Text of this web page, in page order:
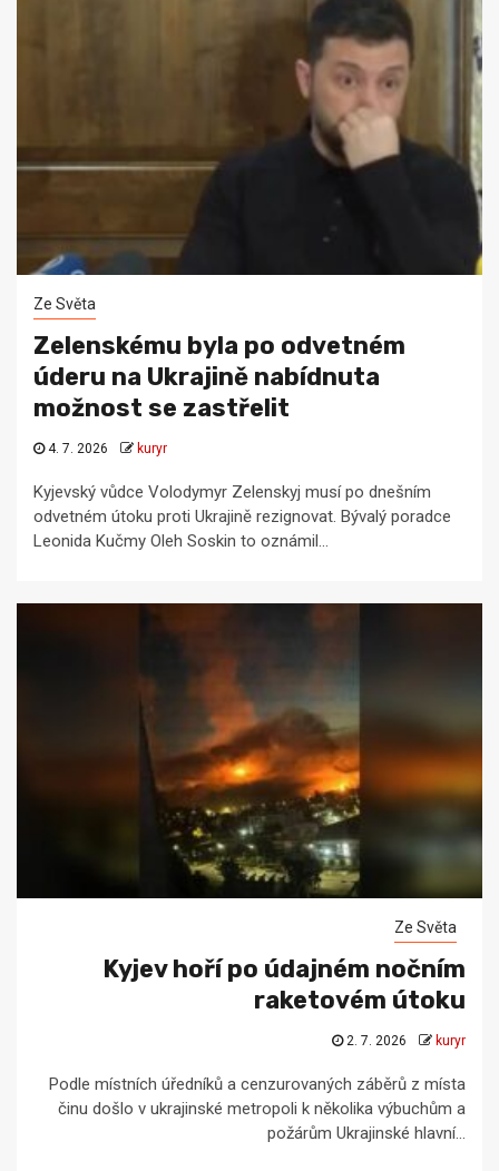
Ze Světa
Zelenskému byla po odvetném
úderu na Ukrajině nabídnuta
možnost se zastřelit
4. 7. 2026 kuryr
Kyjevský vůdce Volodymyr Zelenskyj musí po dnešním
odvetném útoku proti Ukrajině rezignovat. Bývalý poradce
Leonida Kučmy Oleh Soskin to oznámil...
Ze Světa
Kyjev hoří po údajném nočním
raketovém útoku
2. 7. 2026 kuryr
Podle místních úředníků a cenzurovaných záběrů z místa
činu došlo v ukrajinské metropoli k několika výbuchům a
požárům Ukrajinské hlavní...